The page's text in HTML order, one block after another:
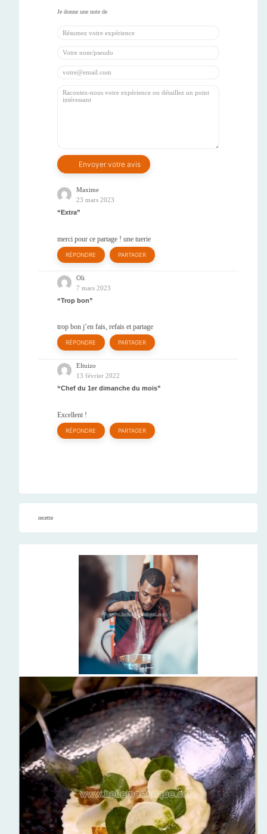
Maxime
23 mars 2023
Extra
merci pour ce partage ! une tuerie
RÉPONDRE PARTAGER
Oli
7 mars 2023
Trop bon
trop bon j’en fais, refais et partage
RÉPONDRE PARTAGER
Eltuizo
13 février 2022
Chef du 1er dimanche du mois
Excellent !
RÉPONDRE PARTAGER
recette